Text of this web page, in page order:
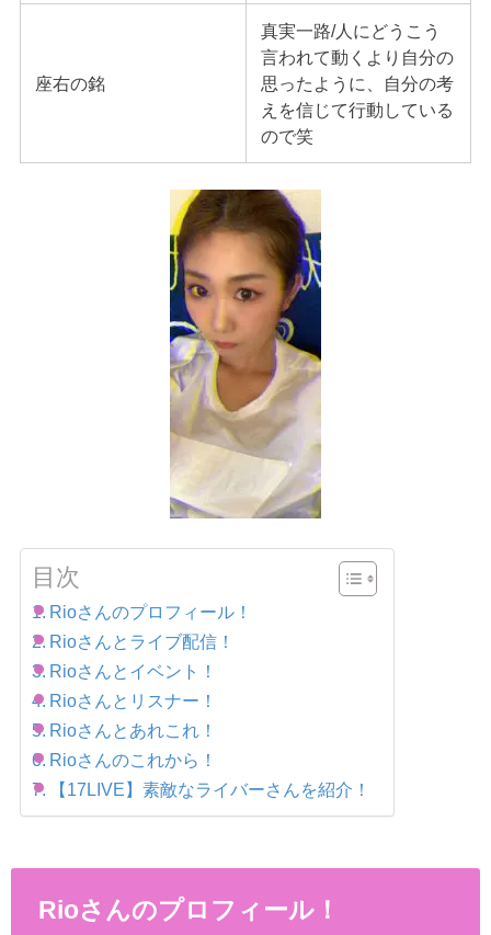
座右の銘
真実一路/人にどうこう
言われて動くより自分の
思ったように、自分の考
えを信じて行動している
ので笑
目次
Rioさんのプロフィール！
Rioさんとライブ配信！
Rioさんとイベント！
Rioさんとリスナー！
Rioさんとあれこれ！
Rioさんのこれから！
【17LIVE】素敵なライバーさんを紹介！
Rioさんのプロフィール！